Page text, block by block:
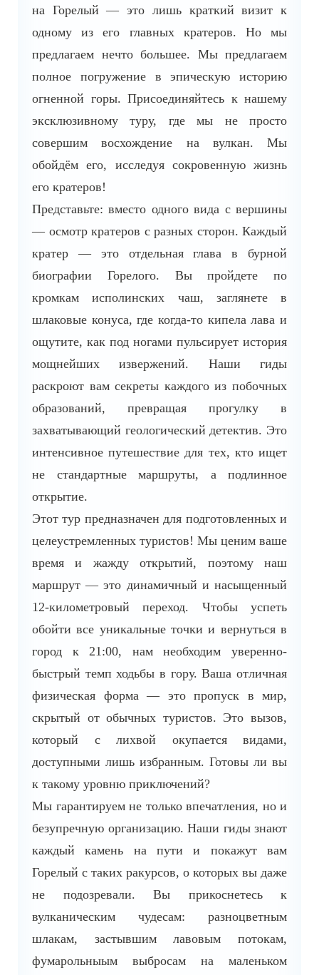
на Горелый — это лишь краткий визит к
одному из его главных кратеров. Но мы
предлагаем нечто большее. Мы предлагаем
полное погружение в эпическую историю
огненной горы. Присоединяйтесь к нашему
эксклюзивному туру, где мы не просто
совершим восхождение на вулкан. Мы
обойдём его, исследуя сокровенную жизнь
его кратеров!
Представьте: вместо одного вида с вершины
— осмотр кратеров с разных сторон. Каждый
кратер — это отдельная глава в бурной
биографии Горелого. Вы пройдете по
кромкам исполинских чаш, заглянете в
шлаковые конуса, где когда-то кипела лава и
ощутите, как под ногами пульсирует история
мощнейших извержений. Наши гиды
раскроют вам секреты каждого из побочных
образований, превращая прогулку в
захватывающий геологический детектив. Это
интенсивное путешествие для тех, кто ищет
не стандартные маршруты, а подлинное
открытие.
Этот тур предназначен для подготовленных и
целеустремленных туристов! Мы ценим ваше
время и жажду открытий, поэтому наш
маршрут — это динамичный и насыщенный
12-километровый переход. Чтобы успеть
обойти все уникальные точки и вернуться в
город к 21:00, нам необходим уверенно-
быстрый темп ходьбы в гору. Ваша отличная
физическая форма — это пропуск в мир,
скрытый от обычных туристов. Это вызов,
который с лихвой окупается видами,
доступными лишь избранным. Готовы ли вы
к такому уровню приключений?
Мы гарантируем не только впечатления, но и
безупречную организацию. Наши гиды знают
каждый камень на пути и покажут вам
Горелый с таких ракурсов, о которых вы даже
не подозревали. Вы прикоснетесь к
вулканическим чудесам: разноцветным
шлакам, застывшим лавовым потокам,
фумарольныым выбросам на маленьком